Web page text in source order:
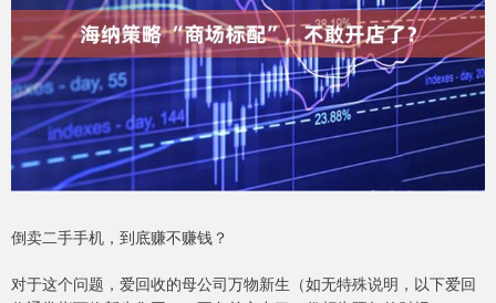
倒卖二手手机，到底赚不赚钱？
对于这个问题，爱回收的母公司万物新生（如无特殊说明，以下爱回